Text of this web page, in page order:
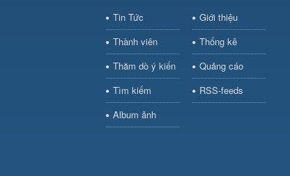
Tin Tức
Giới thiệu
Thành viên
Thống kê
Thăm dò ý kiến
Quảng cáo
Tìm kiếm
RSS-feeds
Album ảnh